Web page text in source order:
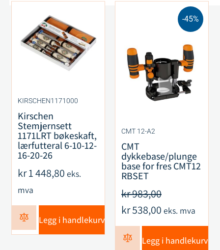
KIRSCHEN1171000
Kirschen
Stemjernsett
1171LRT bøkeskaft,
lærfutteral 6-10-12-
16-20-26
kr1 448,80 eks.
mva
Legg i handlekurv
-45%
CMT 12-A2
CMT
dykkebase/plunge
base for fres CMT12
RBSET
kr983,00
kr538,00 eks. mva
Legg i handlekurv